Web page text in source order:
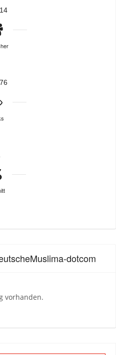
dotcom
vorhanden.